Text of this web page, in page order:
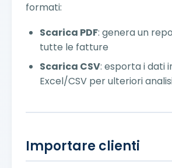
formati:
Scarica PDF: genera un
tutte le fatture
Scarica CSV: esporta i dati
Excel/CSV per ulteriori
Importare clienti